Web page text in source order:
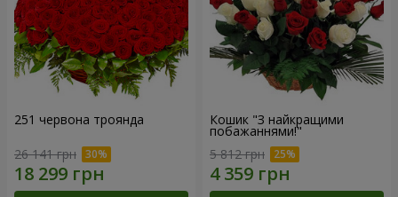
251 червона троянда
26 141 грн
Кошик "З найкращими
побажаннями!"
5 812 грн